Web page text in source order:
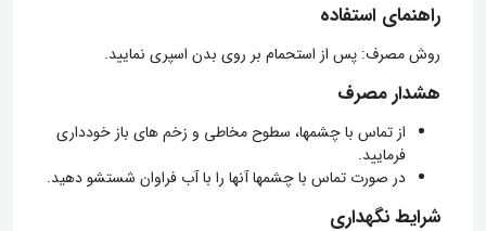
راهنمای استفاده
روش مصرف: پس از استحمام بر روی بدن اسپری نمایید.
هشدار مصرف
از تماس با چشمها، سطوح مخاطی و زخم های باز خودداری
فرمایید.
در صورت تماس با چشمها آنها را با آب فراوان شستشو دهید.
شرایط نگهداری